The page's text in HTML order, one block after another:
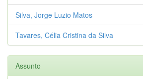
Silva, Jorge Luzio Matos
Tavares, Célia Cristina da Silva
Assunto